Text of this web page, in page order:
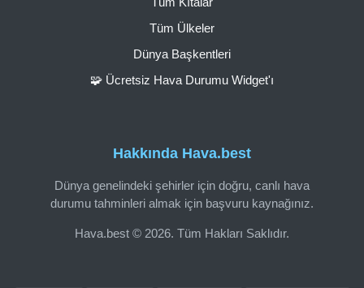
Hakkında Hava.best
Dünya genelindeki şehirler için doğru, canlı hava
durumu tahminleri almak için başvuru kaynağınız.
Hava.best © 2026. Tüm Hakları Saklıdır.
Tüm Ülkeler
Dünya Başkentleri
🧩 Ücretsiz Hava Durumu Widget'ı